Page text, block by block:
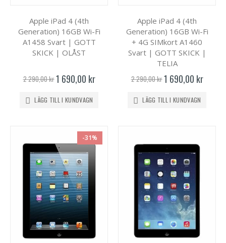
Apple iPad 4 (4th
Generation) 16GB Wi-Fi
A1458 Svart | GOTT
SKICK | OLÅST
2 290,00 kr Specialpris
1 690,00 kr
LÄGG TILL I KUNDVAGN
Apple iPad 4 (4th
Generation) 16GB Wi-Fi
+ 4G SIMkort A1460
Svart | GOTT SKICK |
TELIA
2 290,00 kr Specialpris
1 690,00 kr
LÄGG TILL I KUNDVAGN
-31%